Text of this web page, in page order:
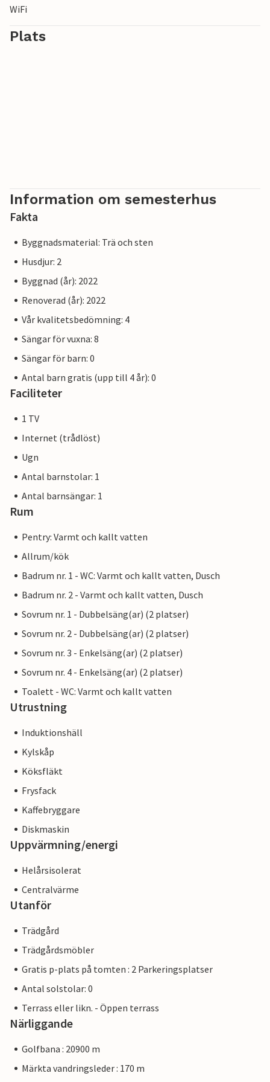
kaféer, kultur och en avslappnad promenad genom staden.
WiFi
Plats
Information om semesterhus
Fakta
Byggnadsmaterial: Trä och sten
Husdjur: 2
Byggnad (år): 2022
Renoverad (år): 2022
Vår kvalitetsbedömning: 4
Sängar för vuxna: 8
Sängar för barn: 0
Antal barn gratis (upp till 4 år): 0
Faciliteter
1 TV
Internet (trådlöst)
Ugn
Antal barnstolar: 1
Antal barnsängar: 1
Rum
Pentry: Varmt och kallt vatten
Allrum/kök
Badrum nr. 1 - WC: Varmt och kallt vatten, Dusch
Badrum nr. 2 - Varmt och kallt vatten, Dusch
Sovrum nr. 1 - Dubbelsäng(ar) (2 platser)
Sovrum nr. 2 - Dubbelsäng(ar) (2 platser)
Sovrum nr. 3 - Enkelsäng(ar) (2 platser)
Sovrum nr. 4 - Enkelsäng(ar) (2 platser)
Toalett - WC: Varmt och kallt vatten
Utrustning
Induktionshäll
Kylskåp
Köksfläkt
Frysfack
Kaffebryggare
Diskmaskin
Uppvärmning/energi
Helårsisolerat
Centralvärme
Utanför
Trädgård
Trädgårdsmöbler
Gratis p-plats på tomten : 2 Parkeringsplatser
Antal solstolar: 0
Terrass eller likn. - Öppen terrass
Närliggande
Golfbana : 20900 m
Märkta vandringsleder : 170 m